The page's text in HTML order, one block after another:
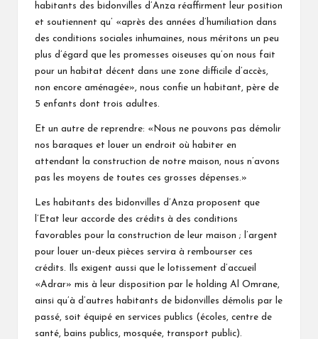
habitants des bidonvilles d’Anza réaffirment leur position
et soutiennent qu’ «après des années d’humiliation dans
des conditions sociales inhumaines, nous méritons un peu
plus d’égard que les promesses oiseuses qu’on nous fait
pour un habitat décent dans une zone difficile d’accès,
non encore aménagée», nous confie un habitant, père de
5 enfants dont trois adultes.
Et un autre de reprendre: «Nous ne pouvons pas démolir
nos baraques et louer un endroit où habiter en
attendant la construction de notre maison, nous n’avons
pas les moyens de toutes ces grosses dépenses.»
Les habitants des bidonvilles d’Anza proposent que
l’Etat leur accorde des crédits à des conditions
favorables pour la construction de leur maison ; l’argent
pour louer un-deux pièces servira à rembourser ces
crédits. Ils exigent aussi que le lotissement d’accueil
«Adrar» mis à leur disposition par le holding Al Omrane,
ainsi qu’à d’autres habitants de bidonvilles démolis par le
passé, soit équipé en services publics (écoles, centre de
santé, bains publics, mosquée, transport public).